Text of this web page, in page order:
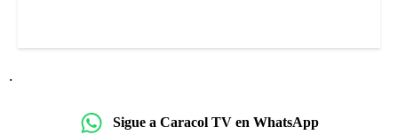
.
Sigue a Caracol TV en WhatsApp